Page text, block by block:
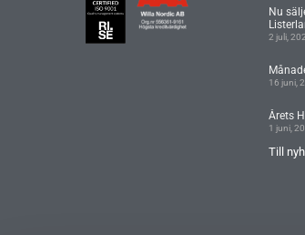
Nu
2 juli,
16 juni,
Årets
1 juni,
Till